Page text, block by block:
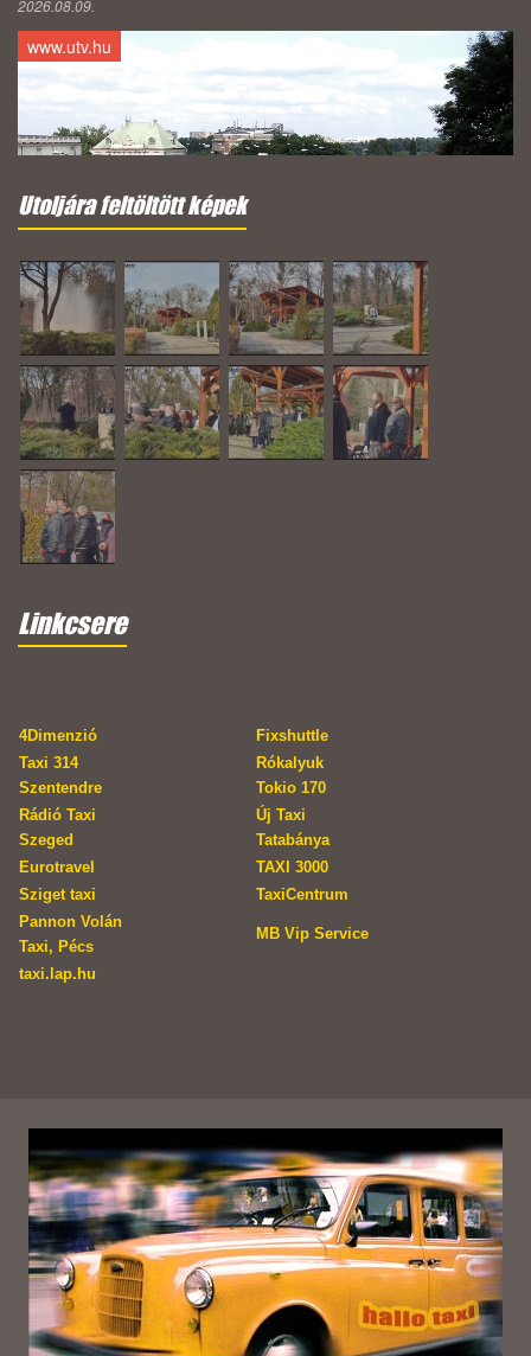
2026.08.09.
www.utv.hu
Utoljára feltöltött képek
Linkcsere
4Dimenzió
Fixshuttle
Taxi 314
Szentendre
Rókalyuk
Tokio 170
Rádió Taxi
Szeged
Új Taxi
Tatabánya
Eurotravel
TAXI 3000
Sziget taxi
TaxiCentrum
Pannon Volán
Taxi, Pécs
MB Vip Service
taxi.lap.hu